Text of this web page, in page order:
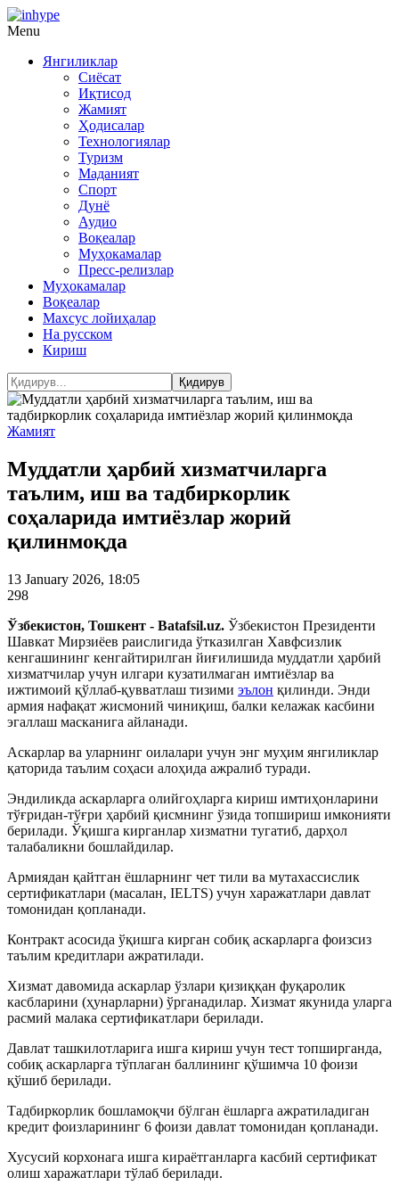
Menu
Янгиликлар
Сиёсат
Иқтисод
Жамият
Ҳодисалар
Технологиялар
Туризм
Маданият
Спорт
Дунё
Аудио
Воқеалар
Муҳокамалар
Пресс-релизлар
Муҳокамалар
Воқеалар
Махсус лойиҳалар
На русском
Кириш
Жамият
Муддатли ҳарбий хизматчиларга
таълим, иш ва тадбиркорлик
соҳаларида имтиёзлар жорий
қилинмоқда
13 January 2026, 18:05
298
Ўзбекистон, Тошкент - Batafsil.uz. Ўзбекистон Президенти
Шавкат Мирзиёев раислигида ўтказилган Хавфсизлик
кенгашининг кенгайтирилган йиғилишида муддатли ҳарбий
хизматчилар учун илгари кузатилмаган имтиёзлар ва
ижтимоий қўллаб-қувватлаш тизими эълон қилинди. Энди
армия нафақат жисмоний чиниқиш, балки келажак касбини
эгаллаш масканига айланади.
Аскарлар ва уларнинг оилалари учун энг муҳим янгиликлар
қаторида таълим соҳаси алоҳида ажралиб туради.
Эндиликда аскарларга олийгоҳларга кириш имтиҳонларини
тўғридан-тўғри ҳарбий қисмнинг ўзида топшириш имконияти
берилади. Ўқишга кирганлар хизматни тугатиб, дарҳол
талабаликни бошлайдилар.
Армиядан қайтган ёшларнинг чет тили ва мутахассислик
сертификатлари (масалан, IELTS) учун харажатлари давлат
томонидан қопланади.
Контракт асосида ўқишга кирган собиқ аскарларга фоизсиз
таълим кредитлари ажратилади.
Хизмат давомида аскарлар ўзлари қизиққан фуқаролик
касбларини (ҳунарларни) ўрганадилар. Хизмат якунида уларга
расмий малака сертификатлари берилади.
Давлат ташкилотларига ишга кириш учун тест топширганда,
собиқ аскарларга тўплаган баллининг қўшимча 10 фоизи
қўшиб берилади.
Тадбиркорлик бошламоқчи бўлган ёшларга ажратиладиган
кредит фоизларининг 6 фоизи давлат томонидан қопланади.
Хусусий корхонага ишга кираётганларга касбий сертификат
олиш харажатлари тўлаб берилади.